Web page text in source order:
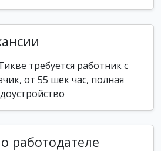
требуется работник с
от 55 шек час, полная
работодателе